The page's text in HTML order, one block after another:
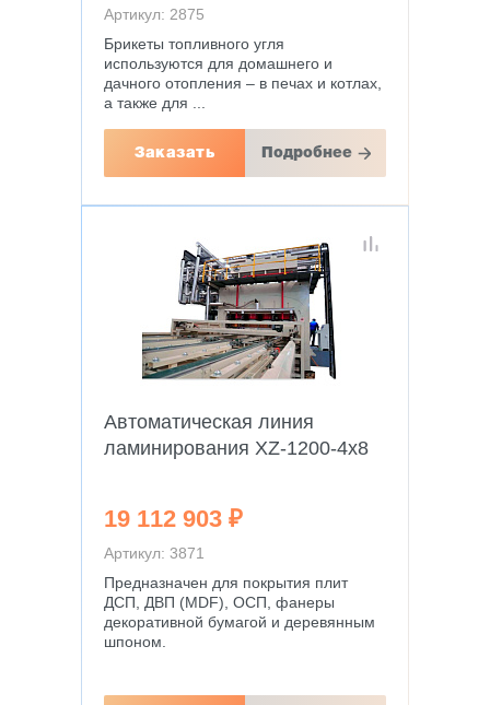
Артикул: 2875
Брикеты топливного угля
используются для домашнего и
дачного отопления – в печах и котлах,
а также для ...
Заказать Подробнее
Автоматическая линия
ламинирования XZ-1200-4x8
19 112 903 ₽
Артикул: 3871
Предназначен для покрытия плит
ДСП, ДВП (MDF), ОСП, фанеры
декоративной бумагой и деревянным
шпоном.